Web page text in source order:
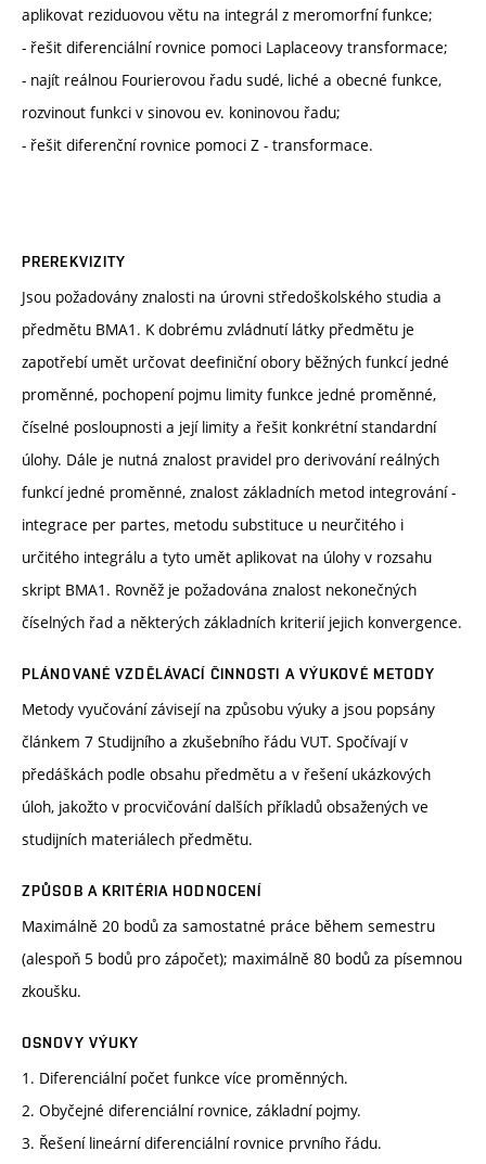
aplikovat reziduovou větu na integrál z meromorfní funkce;
- řešit diferenciální rovnice pomoci Laplaceovy transformace;
- najít reálnou Fourierovou řadu sudé, liché a obecné funkce,
rozvinout funkci v sinovou ev. koninovou řadu;
- řešit diferenční rovnice pomoci Z - transformace.
PREREKVIZITY
Jsou požadovány znalosti na úrovni středoškolského studia a
předmětu BMA1. K dobrému zvládnutí látky předmětu je
zapotřebí umět určovat deefiniční obory běžných funkcí jedné
proměnné, pochopení pojmu limity funkce jedné proměnné,
číselné posloupnosti a její limity a řešit konkrétní standardní
úlohy. Dále je nutná znalost pravidel pro derivování reálných
funkcí jedné proměnné, znalost základních metod integrování -
integrace per partes, metodu substituce u neurčitého i
určitého integrálu a tyto umět aplikovat na úlohy v rozsahu
skript BMA1. Rovněž je požadována znalost nekonečných
číselných řad a některých základních kriterií jejich konvergence.
PLÁNOVANÉ VZDĚLÁVACÍ ČINNOSTI A VÝUKOVÉ METODY
Metody vyučování závisejí na způsobu výuky a jsou popsány
článkem 7 Studijního a zkušebního řádu VUT. Spočívají v
předáškách podle obsahu předmětu a v řešení ukázkových
úloh, jakožto v procvičování dalších příkladů obsažených ve
studijních materiálech předmětu.
ZPŮSOB A KRITÉRIA HODNOCENÍ
Maximálně 20 bodů za samostatné práce během semestru
(alespoň 5 bodů pro zápočet); maximálně 80 bodů za písemnou
zkoušku.
OSNOVY VÝUKY
1. Diferenciální počet funkce více proměnných.
2. Obyčejné diferenciální rovnice, základní pojmy.
3. Řešení lineární diferenciální rovnice prvního řádu.